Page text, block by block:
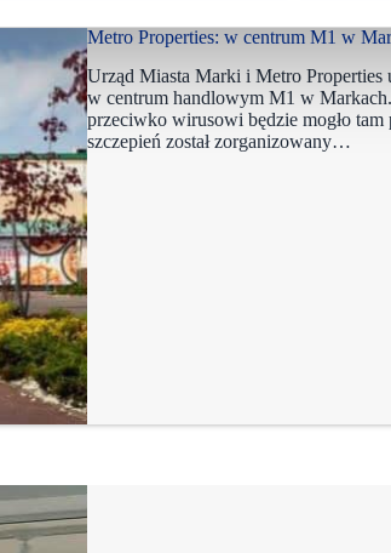
Metro Properties: w centrum M1 w
Urząd Miasta Marki i Metro
w centrum handlowym M1 w
przeciwko wirusowi będzie mogło
szczepień został zorganizowany…